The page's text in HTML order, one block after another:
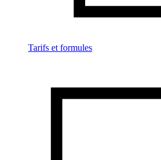
Tarifs et formules